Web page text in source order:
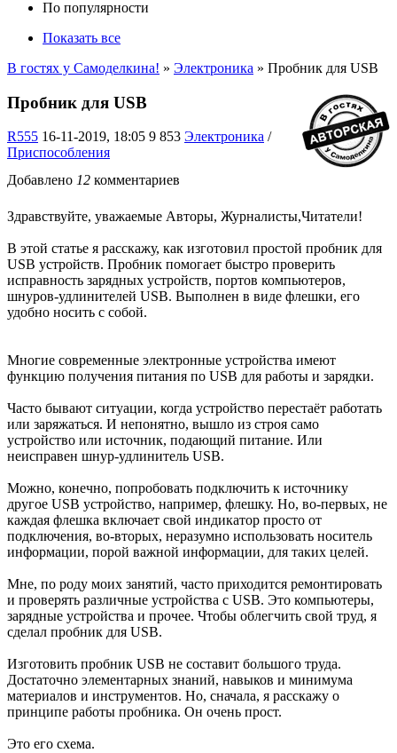
По популярности
Показать все
В гостях у Самоделкина! » Электроника » Пробник для USB
Пробник для USB
R555 16-11-2019, 18:05 9 853 Электроника /
Приспособления
Добавлено 12 комментариев
Здравствуйте, уважаемые Авторы, Журналисты,Читатели!
В этой статье я расскажу, как изготовил простой пробник для
USB устройств. Пробник помогает быстро проверить
исправность зарядных устройств, портов компьютеров,
шнуров-удлинителей USB. Выполнен в виде флешки, его
удобно носить с собой.
Многие современные электронные устройства имеют
функцию получения питания по USB для работы и зарядки.
Часто бывают ситуации, когда устройство перестаёт работать
или заряжаться. И непонятно, вышло из строя само
устройство или источник, подающий питание. Или
неисправен шнур-удлинитель USB.
Можно, конечно, попробовать подключить к источнику
другое USB устройство, например, флешку. Но, во-первых, не
каждая флешка включает свой индикатор просто от
подключения, во-вторых, неразумно использовать носитель
информации, порой важной информации, для таких целей.
Мне, по роду моих занятий, часто приходится ремонтировать
и проверять различные устройства с USB. Это компьютеры,
зарядные устройства и прочее. Чтобы облегчить свой труд, я
сделал пробник для USB.
Изготовить пробник USB не составит большого труда.
Достаточно элементарных знаний, навыков и минимума
материалов и инструментов. Но, сначала, я расскажу о
принципе работы пробника. Он очень прост.
Это его схема.